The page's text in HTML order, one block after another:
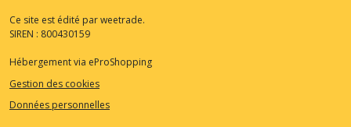
Ce site est édité par weetrade.
SIREN : 800430159
Hébergement via eProShopping
Gestion des cookies
Données personnelles